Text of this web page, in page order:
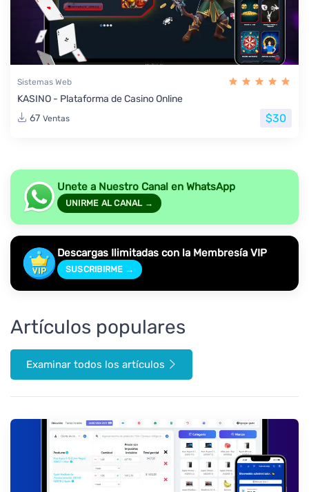
Sistemas Web
KASINO - Plataforma de Casino Online
67 Ventas $30
Unete a Nuestro Canal en WhatsApp
UNIRME AL CANAL →
Descargas Ilimitadas con la Membresía VIP
SUSCRIBIRME →
Artículos populares
Examinar todos los artículos